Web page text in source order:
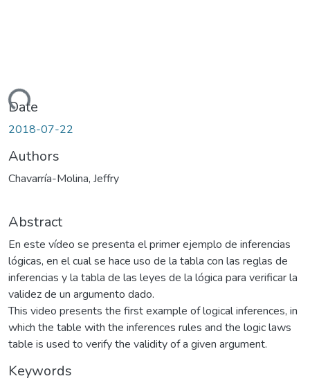
Date
2018-07-22
Authors
Chavarría-Molina, Jeffry
Abstract
En este vídeo se presenta el primer ejemplo de inferencias
lógicas, en el cual se hace uso de la tabla con las reglas de
inferencias y la tabla de las leyes de la lógica para verificar la
validez de un argumento dado.
This video presents the first example of logical inferences, in
which the table with the inferences rules and the logic laws
table is used to verify the validity of a given argument.
Keywords